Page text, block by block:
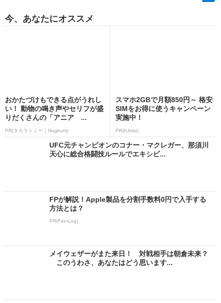
今、あなたにオススメ
おかたづけもできる点がうれし
い！ 動物の鳴き声やセリフが盛
りだくさんの「アニア ...
PR(タカラトミー｜Hugkum)
スマホ2GBで月額850円～ 格安
SIMをお得に使うキャンペーン
実施中！
PR(IIJmio)
UFC元チャンピオンのコナー・マクレガー、那須川
天心に総合格闘技ルールでエキシビ...
FPが解説！Apple製品を分割手数料0円で入手する
方法とは？
PR(Fav-Log)
メイウェザーがまた来日！ 対戦相手は朝倉未来？
このうわさ、あなたはどう思います...